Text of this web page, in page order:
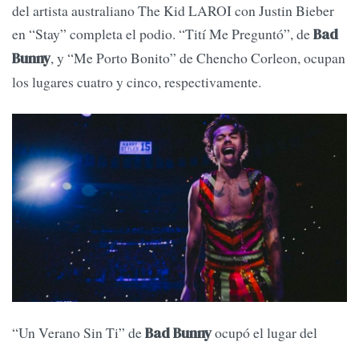
del artista australiano The Kid LAROI con Justin Bieber
en “Stay” completa el podio. “Tití Me Preguntó”, deBad
Bunny, y “Me Porto Bonito” de Chencho Corleon, ocupan
los lugares cuatro y cinco, respectivamente.
“Un Verano Sin Ti” deBad Bunnyocupó el lugar del